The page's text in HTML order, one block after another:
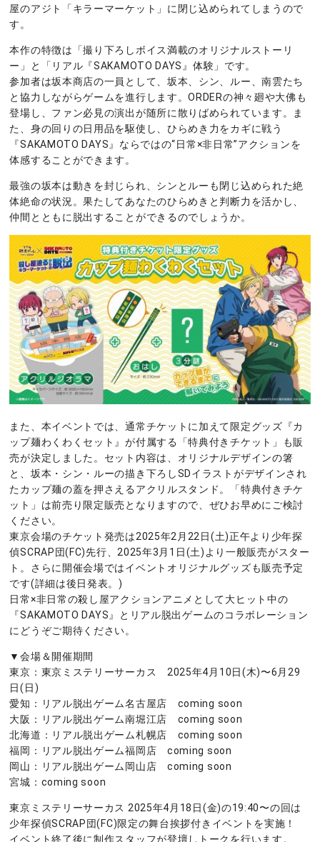
屋のアジト「キラーマーケット」に閉じ込められてしまうので
す。
本作の特徴は「撮り下ろしボイス満載のオリジナルストーリ
ー」と「リアル『SAKAMOTO DAYS』体験」です。
参加者は坂本商店の一員として、坂本、シン、ルー、南雲たち
と協力しながらゲームを進行します。ORDERの神々廻や大佛も
登場し、ファン必見の演出が随所に散りばめられています。ま
た、身の回りの日用品を駆使し、ひらめき力をカギに戦う
『SAKAMOTO DAYS』ならではの“日常×非日常”アクションを
体感することができます。
最強の坂本は動きを封じられ、シンとルーも閉じ込められた絶
体絶命の状況。果たしてあなたのひらめきと判断力を活かし、
仲間とともに脱出することができるのでしょうか。
また、本イベントでは、通常チケットに加えて限定グッズ『カ
ップ麺わくわくセット』が付属する「特典付きチケット」も販
売が決定しました。セット内容は、オリジナルデザインの箸
と、坂本・シン・ルーの描き下ろしSDイラストがデザインされ
たカップ麺の蓋を押さえるアクリルスタンド。「特典付きチケ
ット」は前売り限定販売となりますので、ぜひお早めにご検討
ください。
東京会場のチケット発売は2025年2月22日(土)正午より少年探
偵SCRAP団(FC)先行、2025年3月1日(土)より一般販売がスター
ト。さらに開催会場ではイベントオリジナルグッズも販売予定
です(詳細は後日発表。)
日常×非日常の殺し屋アクションアニメとして大ヒット中の
『SAKAMOTO DAYS』とリアル脱出ゲームのコラボレーション
にどうぞご期待ください。
▼会場＆開催期間
東京：東京ミステリーサーカス 2025年4月10日(木)〜6月29
日(日)
愛知：リアル脱出ゲーム名古屋店 coming soon
大阪：リアル脱出ゲーム南堀江店 coming soon
北海道：リアル脱出ゲーム札幌店 coming soon
福岡：リアル脱出ゲーム福岡店 coming soon
岡山：リアル脱出ゲーム岡山店 coming soon
宮城：coming soon
東京ミステリーサーカス 2025年4月18日(金)の19:40〜の回は
少年探偵SCRAP団(FC)限定の舞台挨拶付きイベントを実施！
イベント終了後に制作スタッフが登壇しトークを行います。